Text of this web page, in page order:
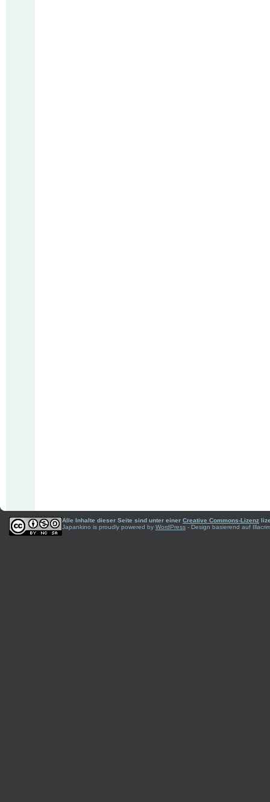
Alle Inhalte dieser Seite sind unter einer Creative Commons-Lizenz
Japankino is proudly powered by WordPress - Design basierend auf